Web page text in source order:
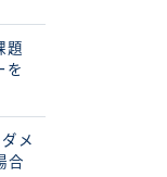
題
を
メ
合